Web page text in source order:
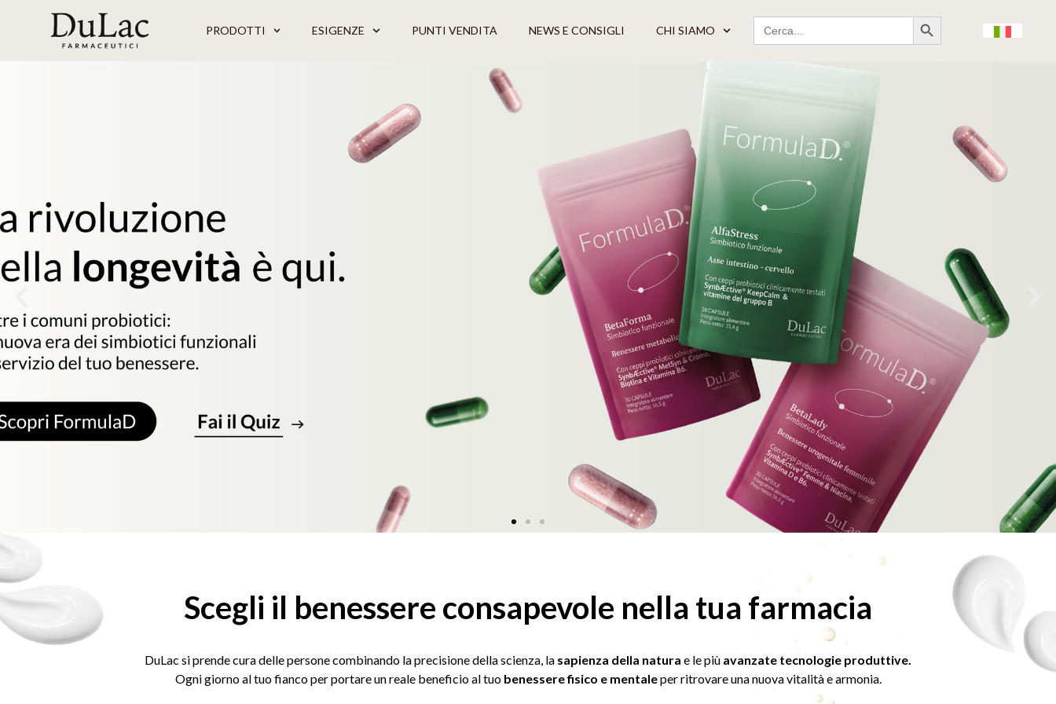
PRODOTTI ESIGENZE PUNTI VENDITA NEWS E CONSIGLI CHI SIAMO
Search
for:
Search Button
Scegli il benessere consapevole nella tua farmacia
DuLac si prende cura delle persone combinando la precisione della scienza, la sapienza della natura e le più avanzate tecnologie produttive.
Ogni giorno al tuo fianco per portare un reale beneficio al tuo benessere fisico e mentaleper ritrovare una nuova vitalità e armonia.